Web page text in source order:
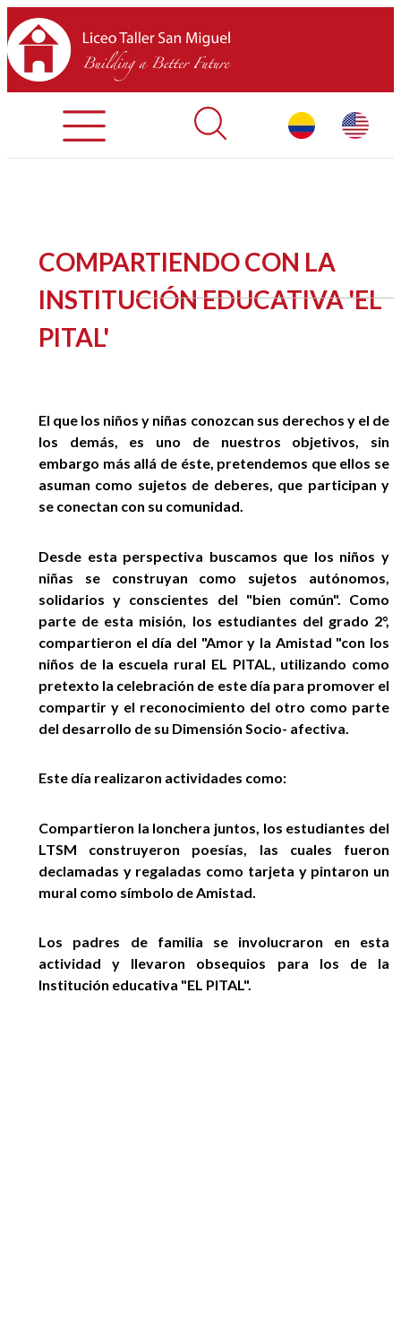
INICIO
SOBRE LTSM
EGRESADOS
COMPARTIENDO CON LA
INSTITUCIÓN EDUCATIVA 'EL
PITAL'
El que los niños y niñas conozcan sus derechos y el de
los demás, es uno de nuestros objetivos, sin
embargo más allá de éste, pretendemos que ellos se
asuman como sujetos de deberes, que participan y
se conectan con su comunidad.
Desde esta perspectiva buscamos que los niños y
niñas se construyan como sujetos autónomos,
solidarios y conscientes del "bien común". Como
parte de esta misión, los estudiantes del grado 2°,
compartieron el día del "Amor y la Amistad "con los
niños de la escuela rural EL PITAL, utilizando como
pretexto la celebración de este día para promover el
compartir y el reconocimiento del otro como parte
del desarrollo de su Dimensión Socio- afectiva.
Este día realizaron actividades como:
Compartieron la lonchera juntos, los estudiantes del
LTSM construyeron poesías, las cuales fueron
declamadas y regaladas como tarjeta y pintaron un
mural como símbolo de Amistad.
Los padres de familia se involucraron en esta
actividad y llevaron obsequios para los de la
Institución educativa "EL PITAL".